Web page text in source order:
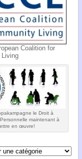
Coalition for
le Droit à
maintenant à
en œuvre!